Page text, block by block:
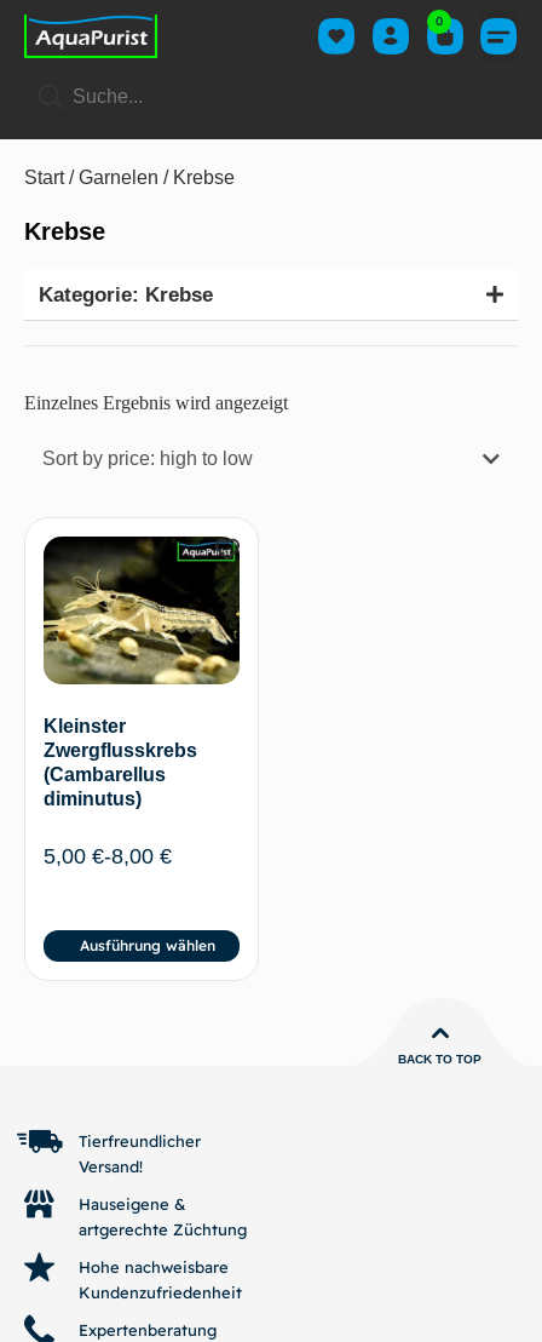
0
Start/Garnelen / Krebse
Krebse
Kategorie: Krebse
Einzelnes Ergebnis wird angezeigt
Sort by price: high to low
Kleinster
Zwergflusskrebs
(Cambarellus
diminutus)
5,00 €-8,00 €
Ausführung wählen
BACK TO TOP
Tierfreundlicher
Versand!
Hauseigene &
artgerechte Züchtung
Hohe nachweisbare
Kundenzufriedenheit
Expertenberatung